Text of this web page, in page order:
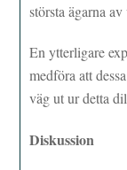
största ägarna
En ytterligare
medföra att
väg ut ur detta
Diskussion